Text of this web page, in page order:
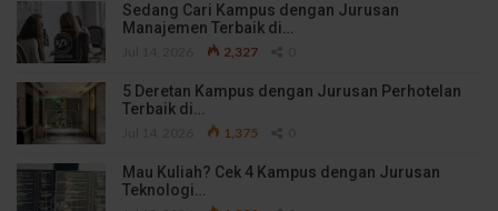
Sedang Cari Kampus dengan Jurusan
Manajemen Terbaik di…
2,327
5 Deretan Kampus dengan Jurusan Perhotelan
Terbaik di…
1,375
Mau Kuliah? Cek 4 Kampus dengan Jurusan
Teknologi…